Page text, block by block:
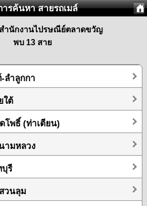
ารค้นหา สายรถเมล์
ำนักงานไปรษณีย์ตลาดขวัญ
พบ 13 สาย
ลำลูกกา
ใต้
โพธิ์ (ท่าเตียน)
ามหลวง
บุรี
วนลุม